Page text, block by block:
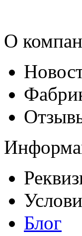
О
Блог